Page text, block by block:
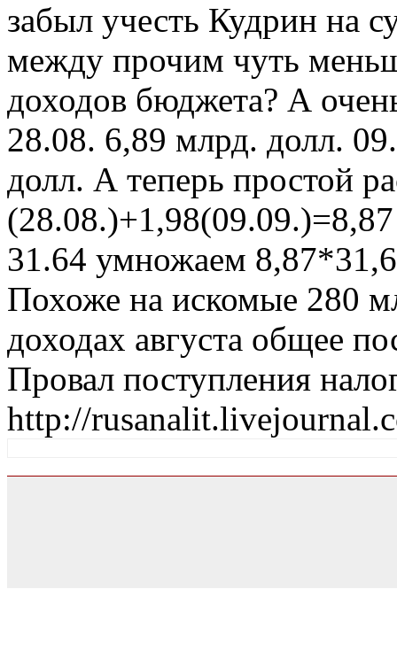
забыл учесть Кудрин на
между прочим чуть
доходов бюджета? А
28.08. 6,89 млрд. долл.
долл. А теперь простой
31.64 умножаем
Похоже на искомые 280
доходах августа общее
Провал поступления
http://